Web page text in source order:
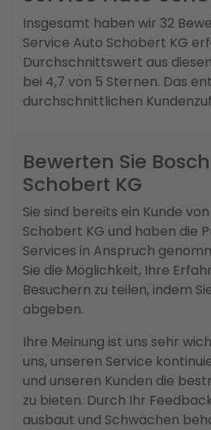
Insgesamt haben wir 32
Service Auto Schobert KG
Durchschnittswert aus
bei 4,7 von 5 Sternen. Das
durchschnittlichen
Bewerten Sie
Schobert KG
Sie sind bereits ein Kunde
Schobert KG und haben die
Services in Anspruch
Sie die Möglichkeit, Ihre
Besuchern zu teilen, indem
abgeben.
Ihre Meinung ist uns sehr
uns, unseren Service
und unseren Kunden die
zu bieten. Durch Ihr
ausbaut und Schwächen